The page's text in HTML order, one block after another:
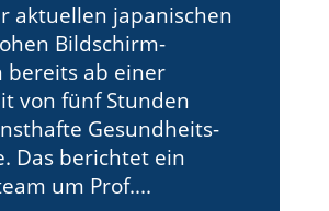
aktuellen japanischen
Bildschirm-
bereits ab einer
von fünf Stunden
Gesundheits-
Das berichtet ein
um Prof....